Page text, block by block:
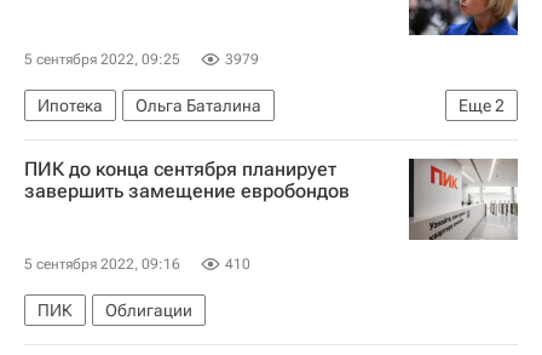
5 сентября 2022, 09:25 3979
Еще2
Ипотека
Ольга Баталина
Министерство труда и социальной защиты РФ (Минтруд России)
ВЭФ-2022
ПИК до конца сентября планирует
завершить замещение евробондов
5 сентября 2022, 09:16 410
ПИК Облигации